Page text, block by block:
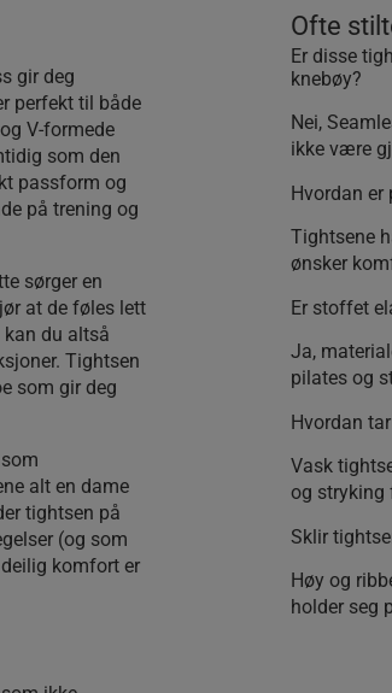
gir deg
perfekt til både
V-formede
som den
passform og
på trening og
sørger en
at de føles lett
du altså
Tightsen
som gir deg
alt en dame
tightsen på
(og som
komfort er
Ofte
Er disse
knebøy?
Nei,
ikke være
Hvordan er
Tightsene
ønsker
Er stoffet
Ja,
pilates og
Hvordan
Vask
og stryking
Sklir
Høy og
holder seg